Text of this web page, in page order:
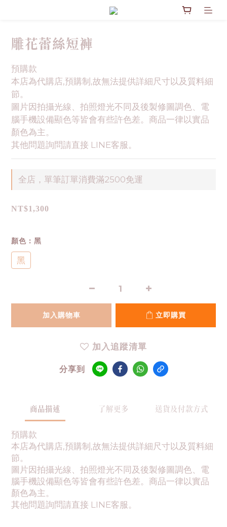
雕花蕾絲短褲
預購款
本店為代購店,預購制,故無法提供詳細尺寸以及質料細
節。
圖片因拍攝光線、拍照燈光不同及後製修圖調色、電
腦手機設備顯色等皆會有些許色差。商品一律以實品
顏色為主。
其他問題詢問請直接 LINE客服。
全店，單筆訂單消費滿2500免運
NT$1,300
顏色 : 黑
黑
加入購物車 立即購買
加入追蹤清單
分享到
商品描述 了解更多 送貨及付款方式
預購款
本店為代購店,預購制,故無法提供詳細尺寸以及質料細
節。
圖片因拍攝光線、拍照燈光不同及後製修圖調色、電
腦手機設備顯色等皆會有些許色差。商品一律以實品
顏色為主。
其他問題詢問請直接 LINE客服。